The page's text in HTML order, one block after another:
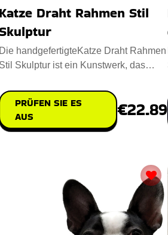
Katze Draht Rahmen Stil
Die handgefertigteKatze Draht Rahmen
Stil Skulptur ist ein Kunstwerk, das
PRÜFEN SIE ES
AUS
€22.89